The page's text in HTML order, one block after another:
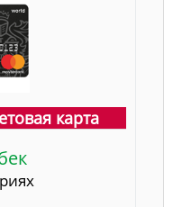
карта